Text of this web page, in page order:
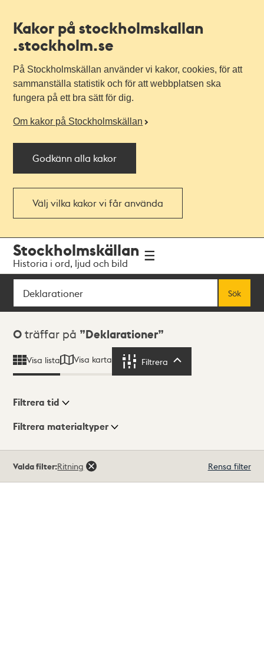
Kakor på stockholmskallan
.stockholm.se
På Stockholmskällan använder vi kakor, cookies, för att
sammanställa statistik och för att webbplatsen ska
fungera på ett bra sätt för dig.
Om kakor på Stockholmskällan
Godkänn alla kakor
Välj vilka kakor vi får använda
navigationen
huvudinnehållet
Stockholmskällan
Historia i ord, ljud och bild
Sök
Sök
Sökresultat
0 träffar på Deklarationer
Visa lista Visa karta Filtrera
Visningsläge
Filtrera tid
Filtrera materialtyper
träffar
Valda filter:Ritning Rensa filter